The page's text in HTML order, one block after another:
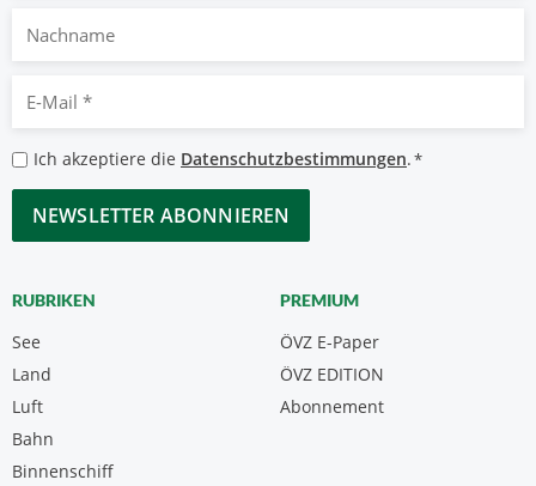
Nachname
Mail
*
Datenschutzbestimmungen
*
Ich akzeptiere die Datenschutzbestimmungen.*
CAPTCHA
RUBRIKEN
See
Land
Luft
Bahn
Binnenschiff
PREMIUM
ÖVZ E-Paper
Abonnement
ÖVZ EDITION